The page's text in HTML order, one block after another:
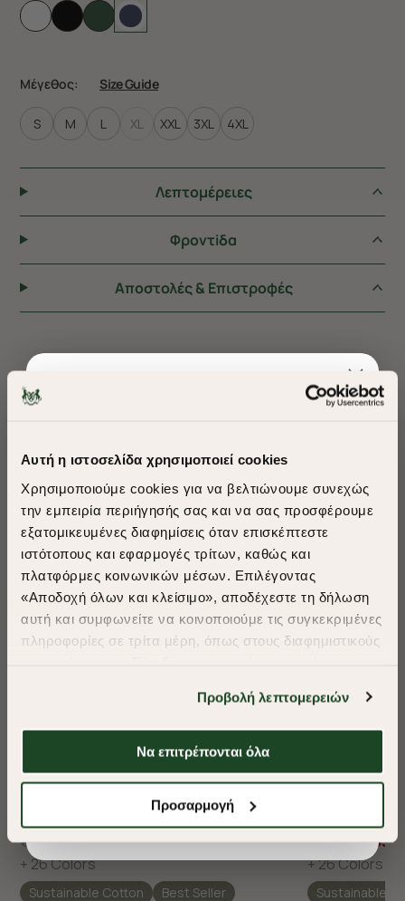
Αυτή η ιστοσελίδα χρησιμοποιεί cookies
Χρησιμοποιούμε cookies για να βελτιώνουμε συνεχώς
την εμπειρία περιήγησής σας και να σας προσφέρουμε
εξατομικευμένες διαφημίσεις όταν επισκέπτεστε
ιστότοπους και εφαρμογές τρίτων, καθώς και
πλατφόρμες κοινωνικών μέσων. Επιλέγοντας
«Αποδοχή όλων και κλείσιμο», αποδέχεστε τη δήλωση
αυτή και συμφωνείτε να κοινοποιούμε τις συγκεκριμένες
πληροφορίες σε τρίτα μέρη, όπως στους διαφημιστικούς
απαιτούμενα cookies» και θα περιοριστούμε
στα cookies και τις τεχνολογίες που είναι απολύτως
απαραίτητα για την ασφαλή απόδοση και
λειτουργικότητα της ιστοσελίδας μας. Ωστόσο, λάβετε
θα μπορούμε να συλλέξουμε πληροφορίες που θα
προσφέρουμε εξατομικευμένες υπηρεσίες και
διαφημίσεις. Για να προσαρμόσετε τις επιλογές σας ή
Προβολή λεπτομερειών
Να επιτρέπονται όλα
Προσαρμογή
Μέγεθος: Size Guide
S M L XL XXL 3XL 4XL
Λεπτομέρειες
Φροντiδα
Αποστολές & Επιστροφές
ΠΡΟΤΕΙΝΟΥΜΕ ΓΙΑ ΕΣΑΣ
ΜΠΛΟΥΖΑ POLO PIQUE REGULAR FIT
€55,00 €33,00
+ 26 Colors
Sustainable Cotton Best Seller
€55,00
+ 26 Colors
Sustainable
​
A Season of Style
SUMMER SALE
Shop Now